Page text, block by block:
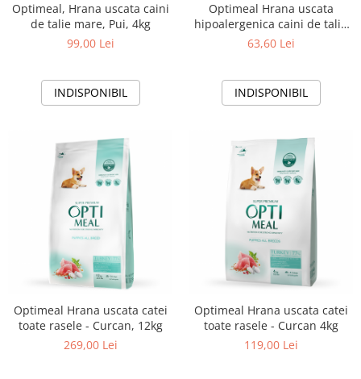
Optimeal, Hrana uscata caini
de talie mare, Pui, 4kg
99,00 Lei
INDISPONIBIL
Optimeal Hrana uscata
hipoalergenica caini de talie
mica - Miel si orez, 1,5kg
63,60 Lei
INDISPONIBIL
Optimeal Hrana uscata catei
toate rasele - Curcan, 12kg
269,00 Lei
Optimeal Hrana uscata catei
toate rasele - Curcan 4kg
119,00 Lei